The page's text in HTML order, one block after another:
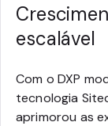
escalável
Com o DXP
tecnologia
aprimorou as